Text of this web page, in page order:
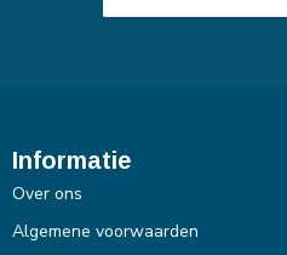
Informatie
Over ons
Algemene voorwaarden